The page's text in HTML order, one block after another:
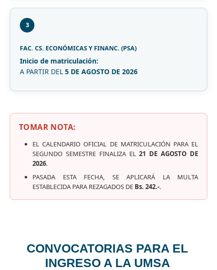
3
FAC. CS. ECONÓMICAS Y FINANC. (PSA)
Inicio de matriculación:
A PARTIR DEL 5 DE AGOSTO DE 2026
TOMAR NOTA:
EL CALENDARIO OFICIAL DE MATRICULACIÓN PARA EL
SEGUNDO SEMESTRE FINALIZA EL21 DE AGOSTO DE
2026.
PASADA ESTA FECHA, SE APLICARÁ LA MULTA
ESTABLECIDA PARA REZAGADOS DE Bs. 242.-.
CONVOCATORIAS PARA EL
INGRESO A LA UMSA